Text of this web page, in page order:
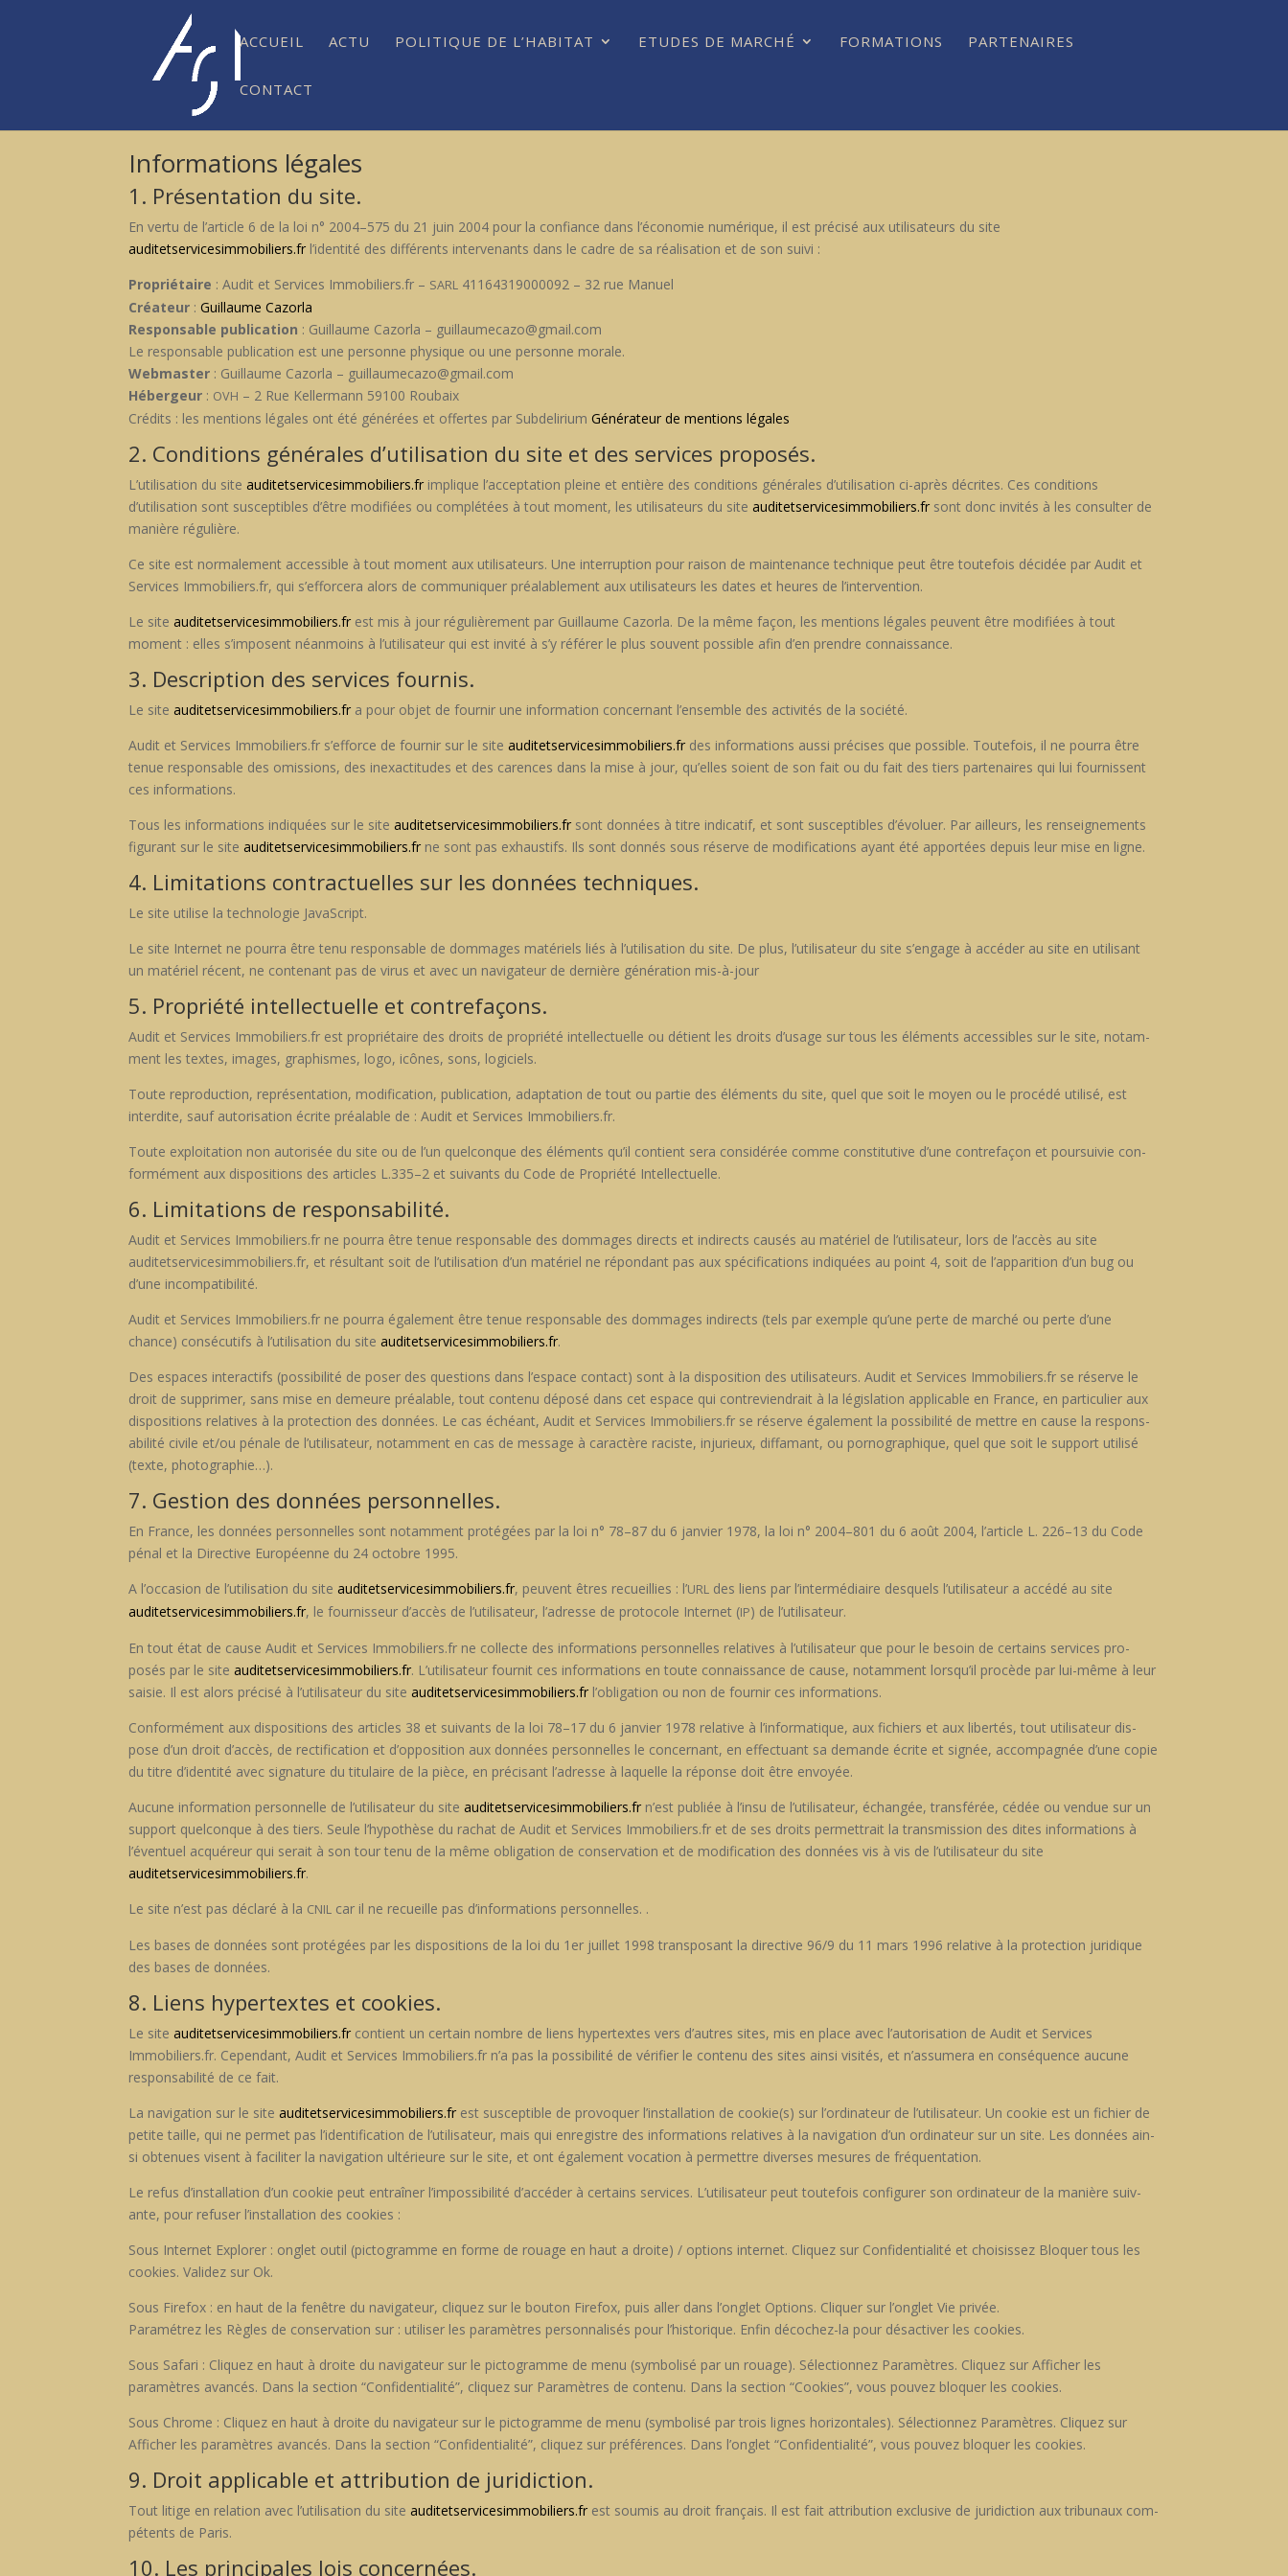
ACCUEIL ACTU POLITIQUE DE L’HABITAT ETUDES DE MARCHÉ FORMATIONS PARTENAIRES
CONTACT
Informations légales
1. Présentation du site.
En ver­tu de l’article 6 de la loi n° 2004–575 du 21 juin 2004 pour la con­fi­ance dans l’économie numérique, il est pré­cisé aux util­isa­teurs du site
auditetservicesimmobiliers.fr l’identité des dif­férents inter­venants dans le cadre de sa réal­i­sa­tion et de son suivi :
Pro­prié­taire : Audit et Ser­vices Immobiliers.fr – SARL 41164319000092 – 32 rue Manuel
Créa­teur :Guil­laume Cazor­la
Respon­s­able pub­li­ca­tion : Guil­laume Cazor­la – guillaumecazo@gmail.com
Le respon­s­able pub­li­ca­tion est une per­son­ne physique ou une per­son­ne morale.
Web­mas­ter : Guil­laume Cazor­la – guillaumecazo@gmail.com
Hébergeur : OVH – 2 Rue Keller­mann 59100 Roubaix
Crédits : les men­tions légales ont été générées et offertes par Sub­delir­i­umGénéra­teur de men­tions légales
2. Conditions générales d’utilisation du site et des services proposés.
L’utilisation du siteauditetservicesimmobiliers.fr implique l’acceptation pleine et entière des con­di­tions générales d’utilisation ci-après décrites. Ces con­di­tions
d’utilisation sont sus­cep­ti­bles d’être mod­i­fiées ou com­plétées à tout moment, les util­isa­teurs du siteauditetservicesimmobiliers.fr sont donc invités à les con­sul­ter de
manière régulière.
Ce site est nor­male­ment acces­si­ble à tout moment aux util­isa­teurs. Une inter­rup­tion pour rai­son de main­te­nance tech­nique peut être toute­fois décidée par Audit et
Ser­vices Immobiliers.fr, qui s’efforcera alors de com­mu­ni­quer préal­able­ment aux util­isa­teurs les dates et heures de l’intervention.
Le siteauditetservicesimmobiliers.fr est mis à jour régulière­ment par Guil­laume Cazor­la. De la même façon, les men­tions légales peu­vent être mod­i­fiées à tout
moment : elles s’imposent néan­moins à l’utilisateur qui est invité à s’y référ­er le plus sou­vent pos­si­ble afin d’en pren­dre con­nais­sance.
3. Description des services fournis.
Le siteauditetservicesimmobiliers.fr a pour objet de fournir une infor­ma­tion con­cer­nant l’ensemble des activ­ités de la société.
Audit et Ser­vices Immobiliers.fr s’efforce de fournir sur le siteauditetservicesimmobiliers.fr des infor­ma­tions aus­si pré­cis­es que pos­si­ble. Toute­fois, il ne pour­ra être
tenue respon­s­able des omis­sions, des inex­ac­ti­tudes et des carences dans la mise à jour, qu’elles soient de son fait ou du fait des tiers parte­naires qui lui four­nissent
ces infor­ma­tions.
Tous les infor­ma­tions indiquées sur le siteauditetservicesimmobiliers.fr sont don­nées à titre indi­catif, et sont sus­cep­ti­bles d’évoluer. Par ailleurs, les ren­seigne­ments
fig­u­rant sur le siteauditetservicesimmobiliers.fr ne sont pas exhaus­tifs. Ils sont don­nés sous réserve de mod­i­fi­ca­tions ayant été apportées depuis leur mise en ligne.
4. Limitations contractuelles sur les données techniques.
Le site utilise la tech­nolo­gie JavaScript.
Le site Inter­net ne pour­ra être tenu respon­s­able de dom­mages matériels liés à l’utilisation du site. De plus, l’utilisateur du site s’engage à accéder au site en util­isant
un matériel récent, ne con­tenant pas de virus et avec un nav­i­ga­teur de dernière généra­tion mis-à-jour
5. Propriété intellectuelle et contrefaçons.
Audit et Ser­vices Immobiliers.fr est pro­prié­taire des droits de pro­priété intel­lectuelle ou détient les droits d’usage sur tous les élé­ments acces­si­bles sur le site, notam­
ment les textes, images, graphismes, logo, icônes, sons, logi­ciels.
Toute repro­duc­tion, représen­ta­tion, mod­i­fi­ca­tion, pub­li­ca­tion, adap­ta­tion de tout ou par­tie des élé­ments du site, quel que soit le moyen ou le procédé util­isé, est
inter­dite, sauf autori­sa­tion écrite préal­able de : Audit et Ser­vices Immobiliers.fr.
Toute exploita­tion non autorisée du site ou de l’un quel­conque des élé­ments qu’il con­tient sera con­sid­érée comme con­sti­tu­tive d’une con­tre­façon et pour­suiv­ie con­
for­mé­ment aux dis­po­si­tions des arti­cles L.335–2 et suiv­ants du Code de Pro­priété Intel­lectuelle.
6. Limitations de responsabilité.
Audit et Ser­vices Immobiliers.fr ne pour­ra être tenue respon­s­able des dom­mages directs et indi­rects causés au matériel de l’utilisateur, lors de l’accès au site
auditetservicesimmobiliers.fr, et résul­tant soit de l’utilisation d’un matériel ne répon­dant pas aux spé­ci­fi­ca­tions indiquées au point 4, soit de l’apparition d’un bug ou
d’une incom­pat­i­bil­ité.
Audit et Ser­vices Immobiliers.fr ne pour­ra égale­ment être tenue respon­s­able des dom­mages indi­rects (tels par exem­ple qu’une perte de marché ou perte d’une
chance) con­sé­cu­tifs à l’utilisation du siteauditetservicesimmobiliers.fr.
Des espaces inter­ac­t­ifs (pos­si­bil­ité de pos­er des ques­tions dans l’espace con­tact) sont à la dis­po­si­tion des util­isa­teurs. Audit et Ser­vices Immobiliers.fr se réserve le
droit de sup­primer, sans mise en demeure préal­able, tout con­tenu déposé dans cet espace qui con­tre­viendrait à la lég­is­la­tion applic­a­ble en France, en par­ti­c­uli­er aux
dis­po­si­tions rel­a­tives à la pro­tec­tion des don­nées. Le cas échéant, Audit et Ser­vices Immobiliers.fr se réserve égale­ment la pos­si­bil­ité de met­tre en cause la respon­s­
abil­ité civile et/ou pénale de l’utilisateur, notam­ment en cas de mes­sage à car­ac­tère raciste, injurieux, diffamant, ou pornographique, quel que soit le sup­port util­isé
(texte, pho­togra­phie…).
7. Gestion des données personnelles.
En France, les don­nées per­son­nelles sont notam­ment pro­tégées par la loi n° 78–87 du 6 jan­vi­er 1978, la loi n° 2004–801 du 6 août 2004, l’article L. 226–13 du Code
pénal et la Direc­tive Européenne du 24 octo­bre 1995.
A l’occasion de l’utilisation du siteauditetservicesimmobiliers.fr, peu­vent êtres recueil­lies : l’URL des liens par l’intermédiaire desquels l’utilisateur a accédé au site
auditetservicesimmobiliers.fr, le four­nisseur d’accès de l’utilisateur, l’adresse de pro­to­cole Inter­net (IP) de l’utilisateur.
En tout état de cause Audit et Ser­vices Immobiliers.fr ne col­lecte des infor­ma­tions per­son­nelles rel­a­tives à l’utilisateur que pour le besoin de cer­tains ser­vices pro­
posés par le siteauditetservicesimmobiliers.fr. L’utilisateur four­nit ces infor­ma­tions en toute con­nais­sance de cause, notam­ment lorsqu’il procède par lui-même à leur
saisie. Il est alors pré­cisé à l’utilisateur du siteauditetservicesimmobiliers.fr l’obligation ou non de fournir ces infor­ma­tions.
Con­for­mé­ment aux dis­po­si­tions des arti­cles 38 et suiv­ants de la loi 78–17 du 6 jan­vi­er 1978 rel­a­tive à l’informatique, aux fichiers et aux lib­ertés, tout util­isa­teur dis­
pose d’un droit d’accès, de rec­ti­fi­ca­tion et d’opposition aux don­nées per­son­nelles le con­cer­nant, en effec­tu­ant sa demande écrite et signée, accom­pa­g­née d’une copie
du titre d’identité avec sig­na­ture du tit­u­laire de la pièce, en pré­cisant l’adresse à laque­lle la réponse doit être envoyée.
Aucune infor­ma­tion per­son­nelle de l’utilisateur du siteauditetservicesimmobiliers.fr n’est pub­liée à l’insu de l’utilisateur, échangée, trans­férée, cédée ou ven­due sur un
sup­port quel­conque à des tiers. Seule l’hypothèse du rachat de Audit et Ser­vices Immobiliers.fr et de ses droits per­me­t­trait la trans­mis­sion des dites infor­ma­tions à
l’éventuel acquéreur qui serait à son tour tenu de la même oblig­a­tion de con­ser­va­tion et de mod­i­fi­ca­tion des don­nées vis à vis de l’utilisateur du site
auditetservicesimmobiliers.fr.
Le site n’est pas déclaré à la CNIL car il ne recueille pas d’informations per­son­nelles. .
Les bases de don­nées sont pro­tégées par les dis­po­si­tions de la loi du 1er juil­let 1998 trans­posant la direc­tive 96/9 du 11 mars 1996 rel­a­tive à la pro­tec­tion juridique
des bases de don­nées.
8. Liens hypertextes et cookies.
Le siteauditetservicesimmobiliers.fr con­tient un cer­tain nom­bre de liens hyper­textes vers d’autres sites, mis en place avec l’autorisation de Audit et Ser­vices
Immobiliers.fr. Cepen­dant, Audit et Ser­vices Immobiliers.fr n’a pas la pos­si­bil­ité de véri­fi­er le con­tenu des sites ain­si vis­ités, et n’assumera en con­séquence aucune
respon­s­abil­ité de ce fait.
La nav­i­ga­tion sur le siteauditetservicesimmobiliers.fr est sus­cep­ti­ble de provo­quer l’installation de cookie(s) sur l’ordinateur de l’utilisateur. Un cook­ie est un fichi­er de
petite taille, qui ne per­met pas l’identification de l’utilisateur, mais qui enreg­istre des infor­ma­tions rel­a­tives à la nav­i­ga­tion d’un ordi­na­teur sur un site. Les don­nées ain­
si obtenues visent à faciliter la nav­i­ga­tion ultérieure sur le site, et ont égale­ment voca­tion à per­me­t­tre divers­es mesures de fréquen­ta­tion.
Le refus d’installation d’un cook­ie peut entraîn­er l’impossibilité d’accéder à cer­tains ser­vices. L’utilisateur peut toute­fois con­fig­ur­er son ordi­na­teur de la manière suiv­
ante, pour refuser l’installation des cook­ies :
Sous Inter­net Explor­er : onglet out­il (pic­togramme en forme de rouage en haut a droite) / options inter­net. Cliquez sur Con­fi­den­tial­ité et choi­sis­sez Blo­quer tous les
cook­ies. Validez sur Ok.
Sous Fire­fox : en haut de la fenêtre du nav­i­ga­teur, cliquez sur le bou­ton Fire­fox, puis aller dans l’onglet Options. Cli­quer sur l’onglet Vie privée.
Paramétrez les Règles de con­ser­va­tion sur : utilis­er les paramètres per­son­nal­isés pour l’historique. Enfin décochez-la pour dés­ac­tiv­er les cook­ies.
Sous Safari : Cliquez en haut à droite du nav­i­ga­teur sur le pic­togramme de menu (sym­bol­isé par un rouage). Sélec­tion­nez Paramètres. Cliquez sur Affich­er les
paramètres avancés. Dans la sec­tion “Con­fi­den­tial­ité”, cliquez sur Paramètres de con­tenu. Dans la sec­tion “Cook­ies”, vous pou­vez blo­quer les cook­ies.
Sous Chrome : Cliquez en haut à droite du nav­i­ga­teur sur le pic­togramme de menu (sym­bol­isé par trois lignes hor­i­zon­tales). Sélec­tion­nez Paramètres. Cliquez sur
Affich­er les paramètres avancés. Dans la sec­tion “Con­fi­den­tial­ité”, cliquez sur préférences. Dans l’onglet “Con­fi­den­tial­ité”, vous pou­vez blo­quer les cook­ies.
9. Droit applicable et attribution de juridiction.
Tout lit­ige en rela­tion avec l’utilisation du siteauditetservicesimmobiliers.fr est soumis au droit français. Il est fait attri­bu­tion exclu­sive de juri­dic­tion aux tri­bunaux com­
pé­tents de Paris.
10. Les principales lois concernées.